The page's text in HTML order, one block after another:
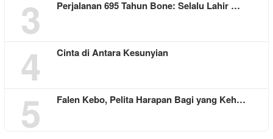
3 Perjalanan 695 Tahun Bone: Selalu Lahir …
4 Cinta di Antara Kesunyian
5 Falen Kebo, Pelita Harapan Bagi yang Keh…